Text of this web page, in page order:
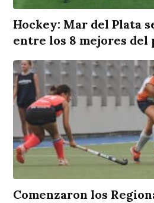
Hockey: Mar del Plata
entre los 8 mejores del
Comenzaron los